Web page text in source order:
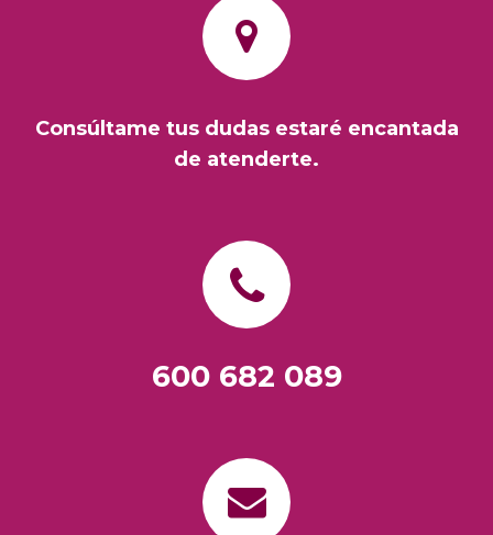
Consúltame tus dudas estaré encantada
de atenderte.
600 682 089